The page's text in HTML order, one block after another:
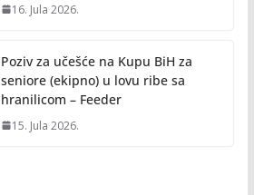
16. Jula 2026.
Poziv za učešće na Kupu BiH za
seniore (ekipno) u lovu ribe sa
hranilicom – Feeder
15. Jula 2026.